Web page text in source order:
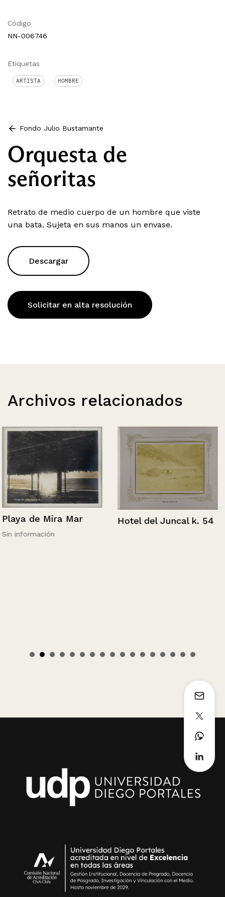
Código
NN-006746
Etiquetas
ARTISTA HOMBRE
Fondo Julio Bustamante
Orquesta de
señoritas
Retrato de medio cuerpo de un hombre que viste
una bata. Sujeta en sus manos un envase.
Descargar
Solicitar en alta resolución
Archivos relacionados
Playa de Mira Mar
Sin información
Hotel del Juncal k. 54